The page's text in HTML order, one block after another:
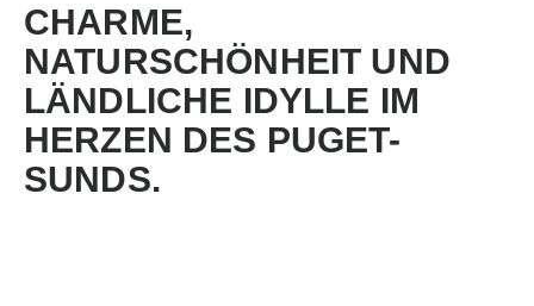
CHARME,
NATURSCHÖNHEIT UND
LÄNDLICHE IDYLLE IM
HERZEN DES PUGET-
SUNDS.